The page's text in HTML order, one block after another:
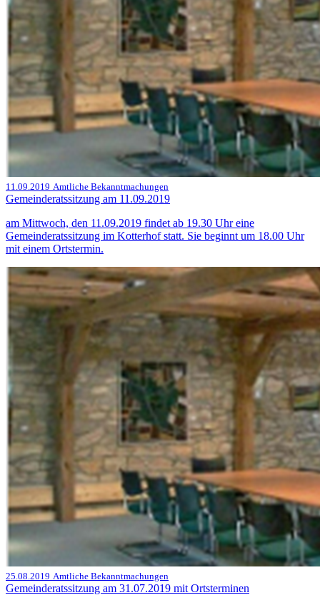
11.09.2019 Amtliche Bekanntmachungen
Gemeinderatssitzung am 11.09.2019
am Mittwoch, den 11.09.2019 findet ab 19.30 Uhr eine
Gemeinderatssitzung im Kotterhof statt. Sie beginnt um 18.00 Uhr
mit einem Ortstermin.
25.08.2019 Amtliche Bekanntmachungen
Gemeinderatssitzung am 31.07.2019 mit Ortsterminen